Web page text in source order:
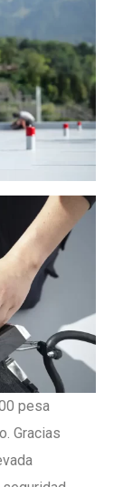
pesa
Gracias